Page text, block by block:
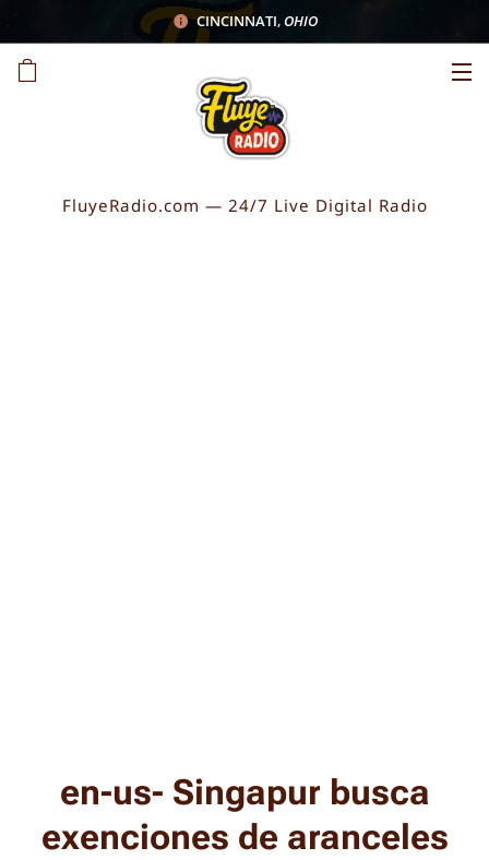
CINCINNATI,OHIO
FluyeRadio.com — 24/7 Live Digital Radio
en-us- Singapur busca
exenciones de aranceles